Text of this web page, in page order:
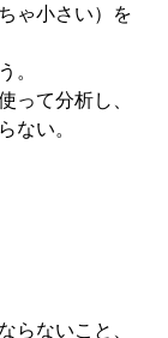
ゃ小さい）を
。
って分析し、
ない。
らないこと、